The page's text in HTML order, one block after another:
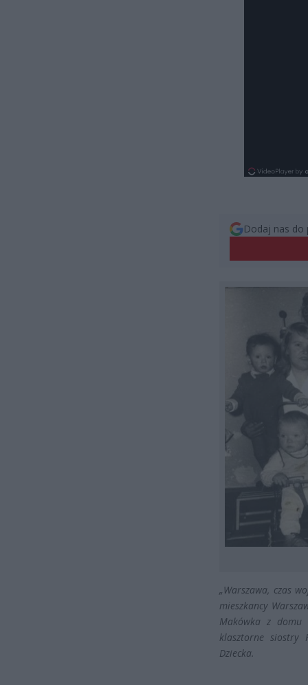
Dodaj nas do
„Warszawa, czas
mieszkancy
Makówka z domu
klasztorne siostry
Dziecka.